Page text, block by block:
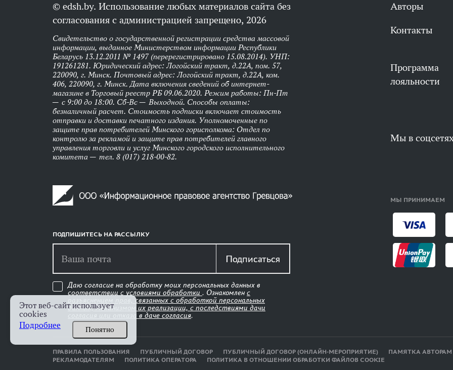
© edsh.by. Использование любых материалов сайта без
согласования с администрацией запрещено, 2026
Свидетельство о государственной регистрации средства массовой
информации, выданное Министерством информации Республики
Беларусь 13.12.2011 № 1497 (перерегистрировано 15.08.2014). УНП:
191261281. Юридический адрес: Логойский тракт, д.22А, пом. 57,
220090, г. Минск. Почтовый адрес: Логойский тракт, д.22А, ком.
406, 220090, г. Минск. Дата включения сведений об интернет-
магазине в Торговый реестр РБ 09.06.2020. Режим работы: Пн-Пт
— с 9:00 до 18:00. Сб-Вс — Выходной. Способы оплаты:
безналичный расчет. Стоимость подписки включает стоимость
отправки и доставки печатного издания. Уполномоченные по
защите прав потребителей Минского горисполкома: Отдел по
контролю за рекламой и защите прав потребителей главного
управления торговли и услуг Минского городского исполнительного
комитета — тел. 8 (017) 218-00-82.
ПОДПИШИТЕСЬ НА РАССЫЛКУ
Подписаться
Даю согласие на обработку моих персональных данных в
соответствии с условиями обработки . Ознакомлен с
разъяснением прав, связанных с обработкой персональных
данных, механизмом их реализации, с последствиями дачи
согласия или отказа в даче согласия.
Авторы
Контакты
Программа
лояльности
Мы в
МЫ ПРИНИМАЕМ
ПРАВИЛА ПОЛЬЗОВАНИЯ ПУБЛИЧНЫЙ ДОГОВОР ПУБЛИЧНЫЙ ДОГОВОР (ОНЛАЙН-МЕРОПРИЯТИЕ)
ПАМЯТКА АВТОРАМ
РЕКЛАМОДАТЕЛЯМ
ПОЛИТИКА ОПЕРАТОРА ПОЛИТИКА В ОТНОШЕНИИ ОБРАБОТКИ ФАЙЛОВ COOKIE
Этот веб-сайт использует
cookies
Подробнее
Понятно